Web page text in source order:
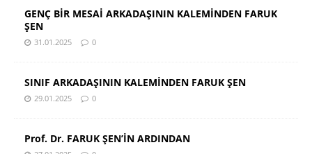
GENÇ BİR MESAİ ARKADAŞININ KALEMİNDEN FARUK
ŞEN
31.01.2025 0
SINIF ARKADAŞININ KALEMİNDEN FARUK ŞEN
29.01.2025 0
Prof. Dr. FARUK ŞEN’İN ARDINDAN